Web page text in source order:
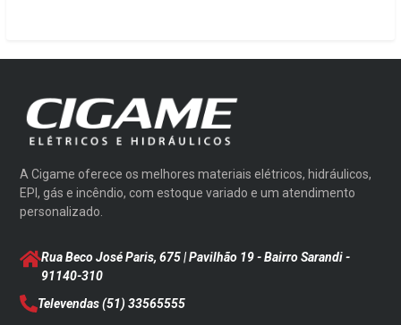
A Cigame oferece os melhores materiais elétricos, hidráulicos,
EPI, gás e incêndio, com estoque variado e um atendimento
personalizado.
Rua Beco José Paris, 675 | Pavilhão 19 - Bairro Sarandi-
91140-310
Televendas(51) 33565555